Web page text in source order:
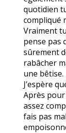
quotidien
compliqué
Vraiment
pense pas
sûrement
rabâcher
une bêtise.
J’espère
Après
assez
fais pas